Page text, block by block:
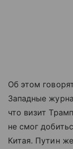
Об этом
Западные
что визит
не смог
Китая. Путин